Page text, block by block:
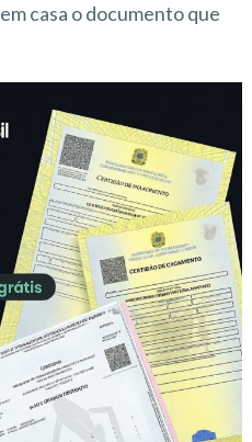
casa o documento que